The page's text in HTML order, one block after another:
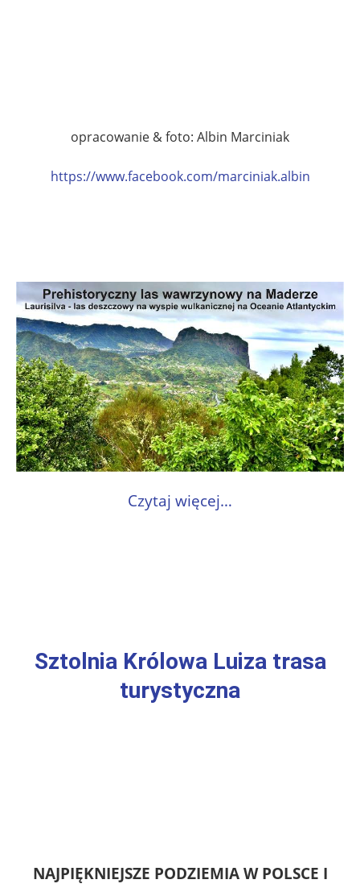
opracowanie & foto: Albin Marciniak
https://www.facebook.com/marciniak.albin
Czytaj więcej…
Sztolnia Królowa Luiza trasa
turystyczna
NAJPIĘKNIEJSZE PODZIEMIA W POLSCE I